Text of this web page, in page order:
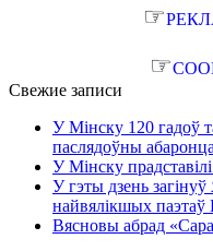
☞
☞
Свежие записи
У Мінску 120 гадоў
паслядоўны
У Мінску
У гэты дзень
найвялікшых паэтаў
Вясновы абрад